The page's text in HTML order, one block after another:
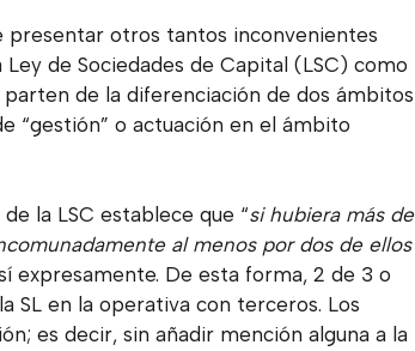
presentar otros tantos inconvenientes
Ley de Sociedades de Capital (LSC) como
de la diferenciación de dos ámbitos
“gestión” o actuación en el ámbito
la LSC establece que “si hubiera más de
al menos por dos de ellos
expresamente. De esta forma, 2 de 3 o
SL en la operativa con terceros. Los
es decir, sin añadir mención alguna a la